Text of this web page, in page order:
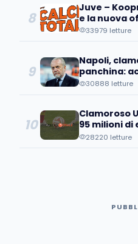
8
Juve –
e la nuova
patto tra…
33979 letture
9
Napoli,
panchina:
30888 letture
10
Clamoroso
95 milioni di
28220 letture